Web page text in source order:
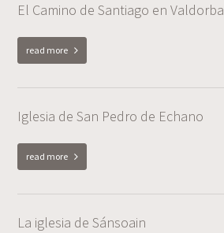
El Camino de Santiago en Valdorba
read more
Iglesia de San Pedro de Echano
read more
La iglesia de Sánsoain